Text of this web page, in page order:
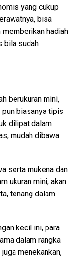
yang cukup
bisa
hadiah
bila sudah
berukuran mini,
pun biasanya tipis
dilipat dalam
mudah dibawa
serta mukena dan
ukuran mini, akan
tenang dalam
kecil ini, para
dalam rangka
menekankan,